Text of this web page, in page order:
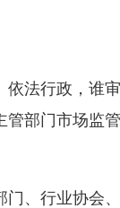
行政，谁审
管部门市场监
行业协会、